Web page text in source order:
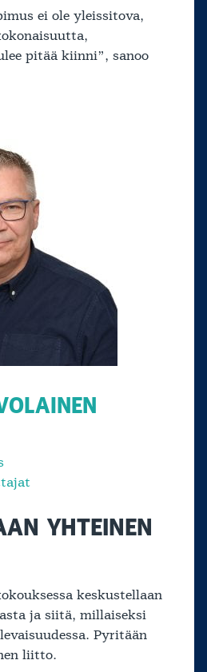
ei ole yleissitova,
pitää kiinni”, sanoo
YHTEINEN
keskustellaan
ja siitä, millaiseksi
Pyritään
liitto.